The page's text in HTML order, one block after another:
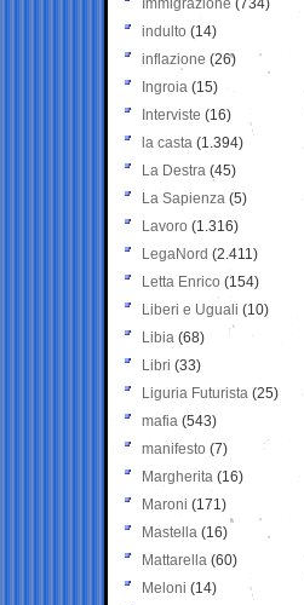
Immigrazione (734)
indulto (14)
inflazione (26)
Ingroia (15)
Interviste (16)
la casta (1.394)
La Destra (45)
La Sapienza (5)
Lavoro (1.316)
LegaNord (2.411)
Letta Enrico (154)
Liberi e Uguali (10)
Libia (68)
Libri (33)
Liguria Futurista (25)
mafia (543)
manifesto (7)
Margherita (16)
Maroni (171)
Mastella (16)
Mattarella (60)
Meloni (14)